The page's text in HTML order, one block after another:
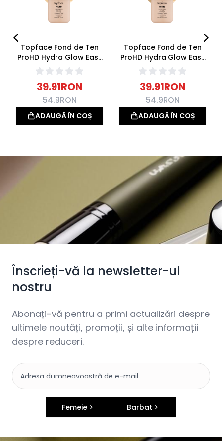
Topface Fond de Ten
ProHD Hydra Glow Easy
Drop 001 Alabaster 30g
39.91RON
54.9RON
ADAUGĂ ÎN COȘ
Topface Fond de Ten
ProHD Hydra Glow Easy
Drop 003 Linen 30g
39.91RON
54.9RON
ADAUGĂ ÎN COȘ
Înscrieți-vă la newsletter-ul
nostru
Abonați-vă pentru a primi actualizări despre
ultimele noutăți, promoții, și alte informații
despre reduceri.
Femeie Barbat